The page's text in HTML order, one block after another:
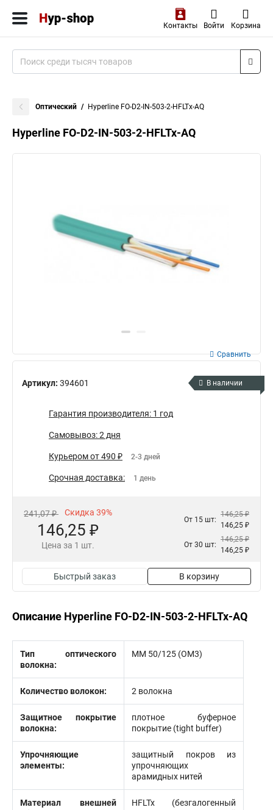
Контакты Войти Корзина
Оптический Hyperline FO-D2-IN-503-2-HFLTx-AQ
Hyperline FO-D2-IN-503-2-HFLTx-AQ
Артикул: 394601
Сравнить
В наличии
Гарантия производителя: 1 год
Самовывоз: 2 дня
Курьером от 490 ₽ 2-3 дней
Срочная доставка: 1 день
241,07 ₽ Скидка 39%
146,25 ₽
Цена за 1 шт.
От 15 шт:
146,25 ₽
146,25 ₽
От 30 шт:
146,25 ₽
146,25 ₽
Быстрый заказ В корзину
Описание Hyperline FO-D2-IN-503-2-HFLTx-AQ
Тип оптического
волокна:
MM 50/125 (ОМ3)
Количество волокон: 2 волокна
Защитное покрытие
волокна:
плотное буферное
покрытие (tight buffer)
Упрочняющие
элементы:
защитный покров из
упрочняющих
арамидных нитей
Материал внешней
HFLTx (безгалогенный